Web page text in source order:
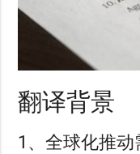
翻译背景
1、全球化推动